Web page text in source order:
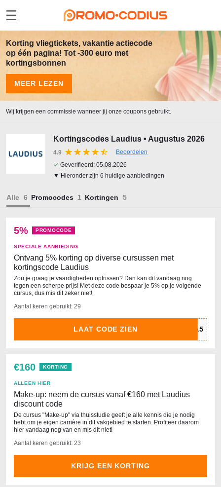
Korting vliegtickets, vakantie actiecode
op één pagina! Tot -300 euro met
kortingsbonnen
MEER LEZEN
Wij krijgen een commissie wanneer jij onze coupons gebruikt.
Kortingscodes Laudius • Augustus 2026
4.9
Beoordelen
✓ Geverifieerd: 05.08.2026
▼ Hieronder zijn 6 huidige aanbiedingen
Alle Promocodes Kortingen
5% PROMOCODE
SPECIALE AANBIEDING
Ontvang 5% korting op diverse cursussen met
kortingscode Laudius
Zou je graag je vaardigheden opfrissen? Dan kan dit vandaag nog
tegen een scherpe prijs! Met deze code bespaar je 5% op je volgende
cursus, dus mis dit zeker niet!
Aantal keren gebruikt: 29
LAAT CODE ZIEN
€160 KORTING
ALLEEN HIER
Make-up: neem de cursus vanaf €160 met Laudius
discount code
De cursus "Make-up" via thuisstudie geeft je alle kennis die je nodig
hebt om je eigen carrière in dit vakgebied te starten. Profiteer daarom
hier vandaag nog van en mis dit niet!
Aantal keren gebruikt: 23
KRIJG EEN KORTING